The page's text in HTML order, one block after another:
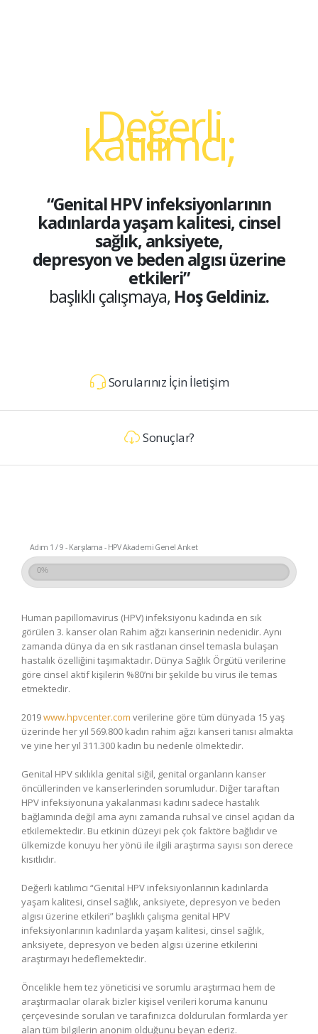
Değerli
katılımcı;
“Genital HPV infeksiyonlarının
kadınlarda yaşam kalitesi, cinsel
sağlık, anksiyete,
depresyon ve beden algısı üzerine
etkileri”
başlıklı çalışmaya, Hoş Geldiniz.
Sorularınız İçin İletişim
Sonuçlar?
Adım 1 / 9 - Karşılama - HPV Akademi Genel Anket
0%
Human papillomavirus (HPV) infeksiyonu kadında en sık
görülen 3. kanser olan Rahim ağzı kanserinin nedenidir. Aynı
zamanda dünya da en sık rastlanan cinsel temasla bulaşan
hastalık özelliğini taşımaktadır. Dünya Sağlık Örgütü verilerine
göre cinsel aktif kişilerin %80’ni bir şekilde bu virus ile temas
etmektedir.
2019www.hpvcenter.com verilerine göre tüm dünyada 15 yaş
üzerinde her yıl 569.800 kadın rahim ağzı kanseri tanısı almakta
ve yine her yıl 311.300 kadın bu nedenle ölmektedir.
Genital HPV sıklıkla genital siğil, genital organların kanser
öncüllerinden ve kanserlerinden sorumludur. Diğer taraftan
HPV infeksiyonuna yakalanması kadını sadece hastalık
bağlamında değil ama aynı zamanda ruhsal ve cinsel açıdan da
etkilemektedir. Bu etkinin düzeyi pek çok faktöre bağlıdır ve
ülkemizde konuyu her yönü ile ilgili araştırma sayısı son derece
kısıtlıdır.
Değerli katılımcı “Genital HPV infeksiyonlarının kadınlarda
yaşam kalitesi, cinsel sağlık, anksiyete, depresyon ve beden
algısı üzerine etkileri” başlıklı çalışma genital HPV
infeksiyonlarının kadınlarda yaşam kalitesi, cinsel sağlık,
anksiyete, depresyon ve beden algısı üzerine etkilerini
araştırmayı hedeflemektedir.
Öncelikle hem tez yöneticisi ve sorumlu araştırmacı hem de
araştırmacılar olarak bizler kişisel verileri koruma kanunu
çerçevesinde sorulan ve tarafınızca doldurulan formlarda yer
alan tüm bilgilerin anonim olduğunu beyan ederiz.